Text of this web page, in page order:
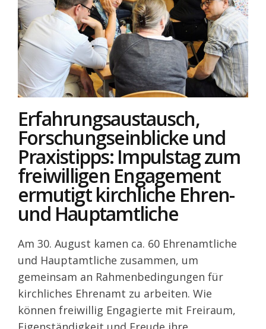
Erfahrungsaustausch,
Forschungseinblicke und
Praxistipps: Impulstag zum
freiwilligen Engagement
ermutigt kirchliche Ehren-
und Hauptamtliche
Am 30. August kamen ca. 60 Ehrenamtliche
und Hauptamtliche zusammen, um
gemeinsam an Rahmenbedingungen für
kirchliches Ehrenamt zu arbeiten. Wie
können freiwillig Engagierte mit Freiraum,